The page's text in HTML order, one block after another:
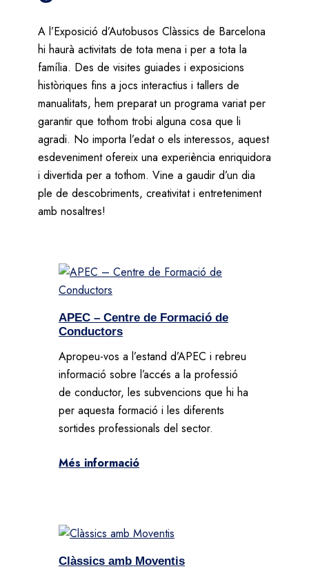
A l’Exposició d’Autobusos Clàssics de Barcelona
hi haurà activitats de tota mena i per a tota la
família. Des de visites guiades i exposicions
històriques fins a jocs interactius i tallers de
manualitats, hem preparat un programa variat per
garantir que tothom trobi alguna cosa que li
agradi. No importa l’edat o els interessos, aquest
esdeveniment ofereix una experiència enriquidora
i divertida per a tothom. Vine a gaudir d’un dia
ple de descobriments, creativitat i entreteniment
amb nosaltres!
APEC – Centre de Formació de
Conductors
Apropeu-vos a l’estand d’APEC i rebreu
informació sobre l’accés a la professió
de conductor, les subvencions que hi ha
per aquesta formació i les diferents
sortides professionals del sector.
Més informació
Clàssics amb Moventis